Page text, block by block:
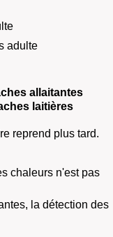
adulte
allaitantes
laitières
reprend plus tard.
chaleurs n'est pas
la détection des